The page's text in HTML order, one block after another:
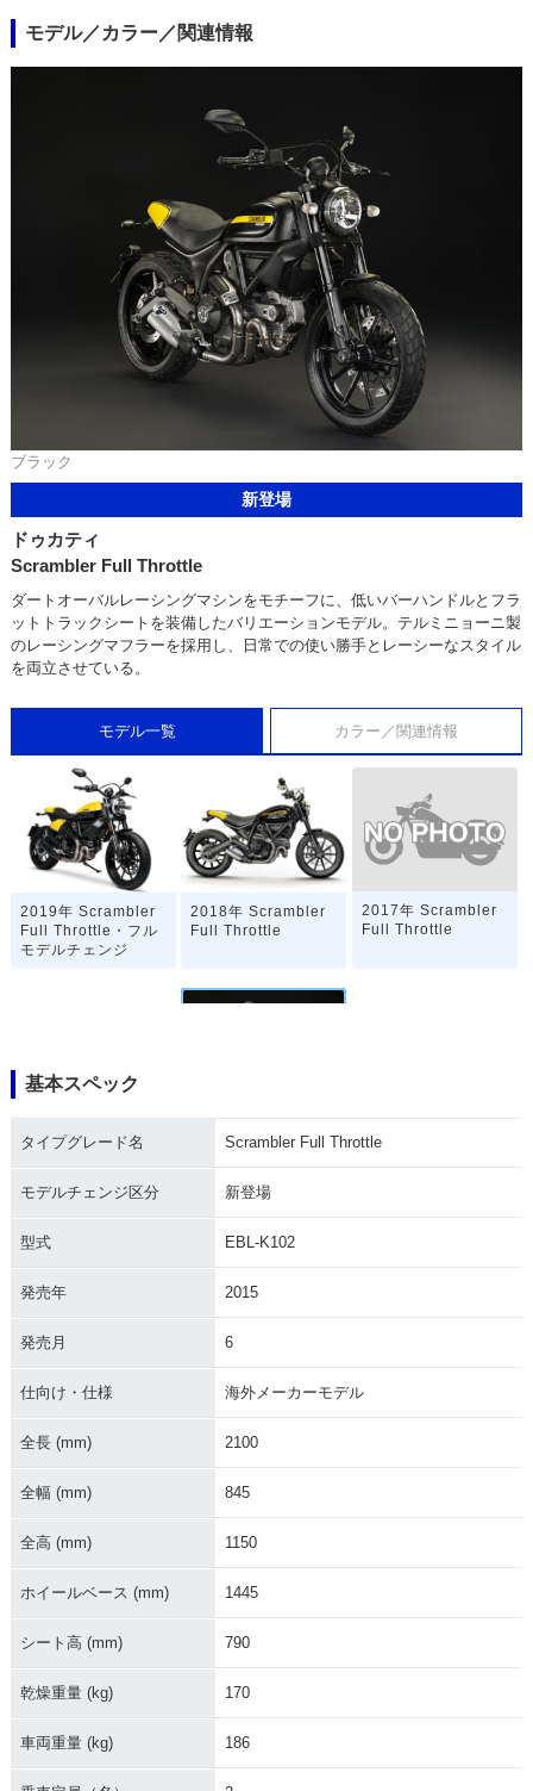
モデル／カラー／関連情報
ブラック
新登場
ドゥカティ
Scrambler Full Throttle
ダートオーバルレーシングマシンをモチーフに、低いバーハンドルとフラ
ットトラックシートを装備したバリエーションモデル。テルミニョーニ製
のレーシングマフラーを採用し、日常での使い勝手とレーシーなスタイル
を両立させている。
モデル一覧 カラー／関連情報
2019年 Scrambler
Full Throttle・フル
モデルチェンジ
2018年 Scrambler
Full Throttle
2017年 Scrambler
Full Throttle
2016年 Scrambler
Full Throttle
Full Throttle・新登
基本スペック
タイプグレード名 Scrambler Full Throttle
モデルチェンジ区分 新登場
型式 EBL-K102
発売年 2015
発売月 6
仕向け・仕様 海外メーカーモデル
全長 (mm) 2100
全幅 (mm) 845
全高 (mm) 1150
ホイールベース (mm) 1445
シート高 (mm) 790
乾燥重量 (kg) 170
車両重量 (kg) 186